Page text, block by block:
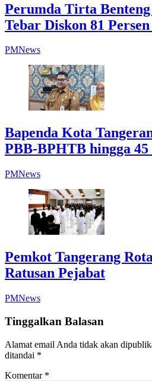
Perumda Tirta
Tebar Diskon 81
PMNews
Bapenda Kota
PBB-BPHTB hingga 45
PMNews
Pemkot Tangerang
Ratusan Pejabat
PMNews
Tinggalkan Balasan
Alamat email Anda tidak akan
ditandai *
Komentar *